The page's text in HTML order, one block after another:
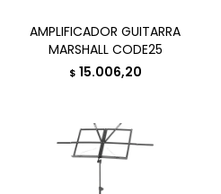
AMPLIFICADOR GUITARRA
MARSHALL CODE25
$ 15.006,20